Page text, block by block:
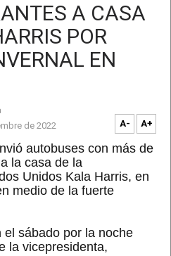
A CASA
POR
EN
de 2022 A- A+
autobuses con más de
la casa de la
Unidos Kala Harris, en
medio de la fuerte
sábado por la noche
la vicepresidenta,